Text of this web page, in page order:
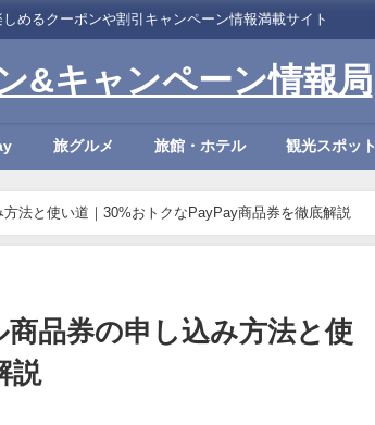
めるクーポンや割引キャンペーン情報満載サイト
&キャンペーン情報局
旅グルメ 旅館・ホテル 観光スポット
法と使い道｜30%おトクなPayPay商品券を徹底解説
商品券の申し込み方法と使
説